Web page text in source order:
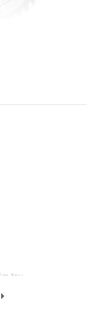
tiêu dùng Việt
tay